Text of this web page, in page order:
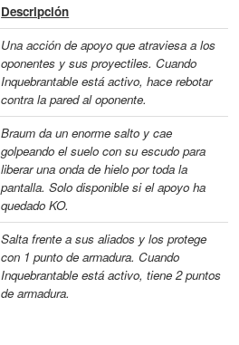
Descripción
Una acción de apoyo que atraviesa a los
oponentes y sus proyectiles. Cuando
Inquebrantable está activo, hace rebotar
contra la pared al oponente.
Braum da un enorme salto y cae
golpeando el suelo con su escudo para
liberar una onda de hielo por toda la
pantalla. Solo disponible si el apoyo ha
quedado KO.
Salta frente a sus aliados y los protege
con 1 punto de armadura. Cuando
Inquebrantable está activo, tiene 2 puntos
de armadura.